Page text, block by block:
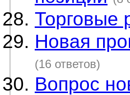
Торговые
Новая
(16 ответов)
Вопрос